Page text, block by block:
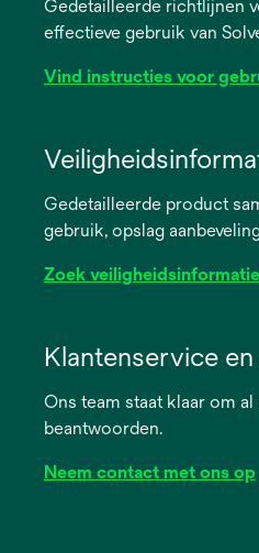
Gedetailleerde richtlijnen
effectieve gebruik van
Vind instructies voor
newGedetailleerde product
gebruik, opslag
Zoek
new
Klantenservice
Ons team staat klaar om
beantwoorden.
Neem contact met ons op